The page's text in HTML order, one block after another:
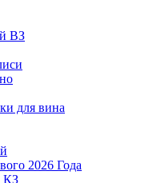
ВЗ
для вина
2026 Года
КЗ